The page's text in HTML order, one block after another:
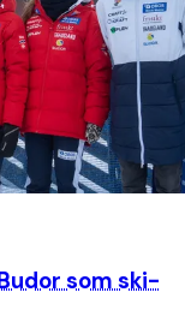
som ski-